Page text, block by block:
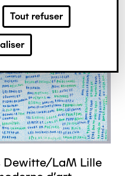
Tout refuser
Dewitte/LaM Lille